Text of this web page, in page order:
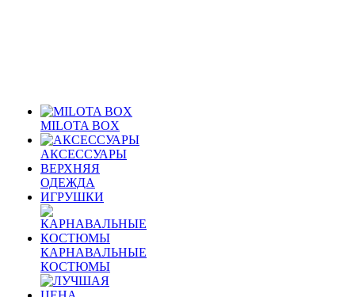
MILOTA BOX
АКСЕССУАРЫ
ВЕРХНЯЯ
ОДЕЖДА
ИГРУШКИ
КАРНАВАЛЬНЫЕ
КОСТЮМЫ